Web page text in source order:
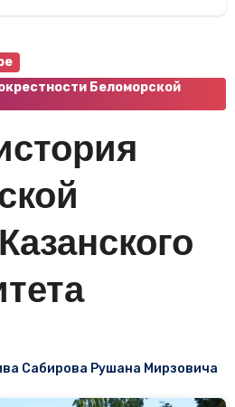
Беломорской
Сабирова Рушана Мирзовича